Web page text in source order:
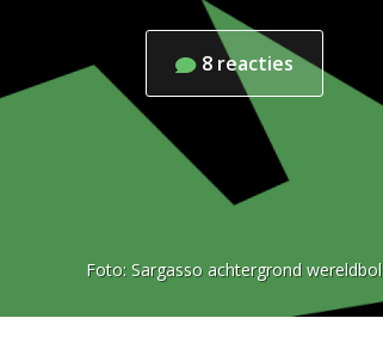
8 reacties
Foto: Sargasso achtergrond wereldbol